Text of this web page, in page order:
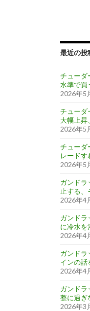
最近の投
チューダ
水準で買
2026年5
チューダ
大幅上昇
2026年5
チューダ
レードす
2026年5
ガンドラ
止する
2026年4
ガンドラ
に冷水を
2026年4
ガンドラ
インの話
2026年4
ガンドラ
整に過ぎ
2026年3